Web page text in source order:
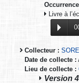
Livre à
Collecteur :
Date de collecte :
Lieu de collecte :
Version